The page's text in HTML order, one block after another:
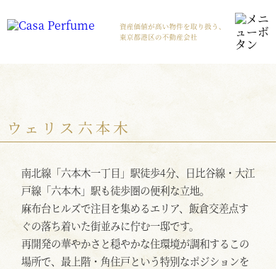
資産価値が高い物件を取り扱う、
東京都港区の不動産会社
ウェリス六本木
南北線「六本木一丁目」駅徒歩4分、日比谷線・大江
戸線「六本木」駅も徒歩圏の便利な立地。
麻布台ヒルズで注目を集めるエリア、飯倉交差点す
ぐの落ち着いた街並みに佇む一邸です。
再開発の華やかさと穏やかな住環境が調和するこの
場所で、最上階・角住戸という特別なポジションを